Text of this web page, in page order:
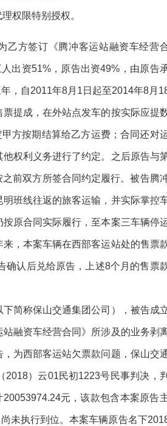
权限特别授权。
乙方签订《腾冲客运站融资车经营
出资51%，原告出资49%，由原告
，自2011年8月1日起至2014年8月
提成，在外站点发车的按实际应提
方按期结算给乙方运费；合同还对
权利义务进行了约定。之后原告与
前双方所签合同约定履行。被告腾
班线往返的旅客运输，并实际掌控
原合同实际履行，至本案三车辆停
，本案车辆在西部客运站处的售票
确认后兑给原告，上述8个月的售票
简称保山交通集团公司），被告成
融资车经营合同》所涉及的业务剥
为西部客运站欠票款问题，保山交
）云01民初1223号民事判决，判
元，该款包含本案原告
未执行到位。本案车辆原告名下